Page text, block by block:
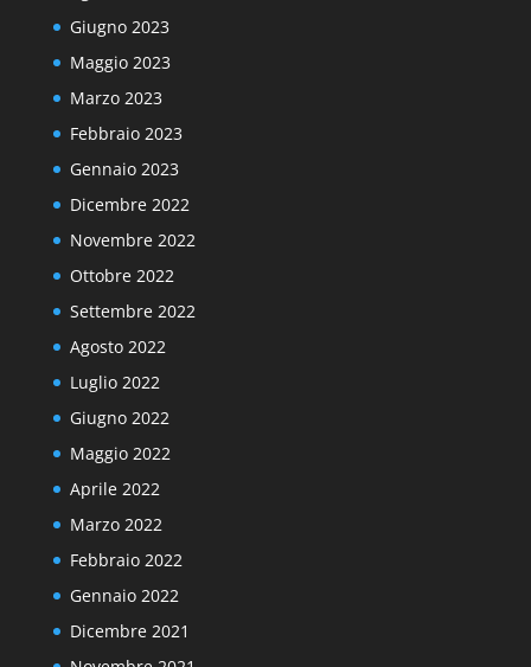
Giugno 2023
Maggio 2023
Marzo 2023
Febbraio 2023
Gennaio 2023
Dicembre 2022
Novembre 2022
Ottobre 2022
Settembre 2022
Agosto 2022
Luglio 2022
Giugno 2022
Maggio 2022
Aprile 2022
Marzo 2022
Febbraio 2022
Gennaio 2022
Dicembre 2021